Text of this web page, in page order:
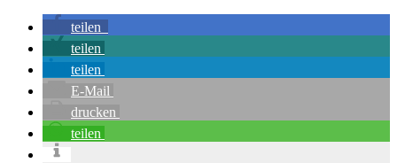
teilen
teilen
teilen
E-Mail
drucken
teilen